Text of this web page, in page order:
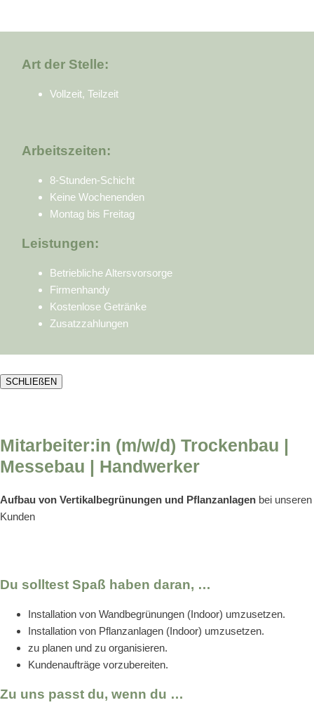
Art der Stelle:
Vollzeit, Teilzeit
Arbeitszeiten:
8-Stunden-Schicht
Keine Wochenenden
Montag bis Freitag
Leistungen:
Betriebliche Altersvorsorge
Firmenhandy
Kostenlose Getränke
Zusatzzahlungen
SCHLIEßEN
Mitarbeiter:in (m/w/d) Trockenbau |
Messebau | Handwerker
Aufbau von Vertikalbegrünungen und Pflanzanlagen bei unseren
Kunden
Du solltest Spaß haben daran, …
Installation von Wandbegrünungen (Indoor) umzusetzen.
Installation von Pflanzanlagen (Indoor) umzusetzen.
zu planen und zu organisieren.
Kundenaufträge vorzubereiten.
Zu uns passt du, wenn du …